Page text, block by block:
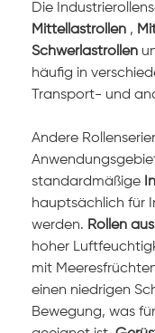
Die
Mittellastrollen ,
Schwerlastrollen
häufig in
Transport- und
Andere
standardmäßige
hauptsächlich für
werden. Rollen
hoher
mit
einen niedrigen
Bewegung, was